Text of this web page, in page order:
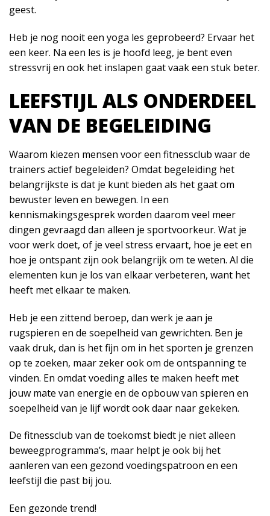
geest.
Heb je nog nooit een yoga les geprobeerd? Ervaar het
een keer. Na een les is je hoofd leeg, je bent even
stressvrij en ook het inslapen gaat vaak een stuk beter.
LEEFSTIJL ALS ONDERDEEL
VAN DE BEGELEIDING
Waarom kiezen mensen voor een fitnessclub waar de
trainers actief begeleiden? Omdat begeleiding het
belangrijkste is dat je kunt bieden als het gaat om
bewuster leven en bewegen. In een
kennismakingsgesprek worden daarom veel meer
dingen gevraagd dan alleen je sportvoorkeur. Wat je
voor werk doet, of je veel stress ervaart, hoe je eet en
hoe je ontspant zijn ook belangrijk om te weten. Al die
elementen kun je los van elkaar verbeteren, want het
heeft met elkaar te maken.
Heb je een zittend beroep, dan werk je aan je
rugspieren en de soepelheid van gewrichten. Ben je
vaak druk, dan is het fijn om in het sporten je grenzen
op te zoeken, maar zeker ook om de ontspanning te
vinden. En omdat voeding alles te maken heeft met
jouw mate van energie en de opbouw van spieren en
soepelheid van je lijf wordt ook daar naar gekeken.
De fitnessclub van de toekomst biedt je niet alleen
beweegprogramma’s, maar helpt je ook bij het
aanleren van een gezond voedingspatroon en een
leefstijl die past bij jou.
Een gezonde trend!